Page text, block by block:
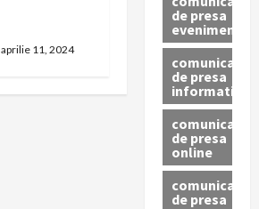
aprilie 11, 2024
de presa
eveniment
comunicat
de presa
informativ
comunicat
de presa
online
comunicate
de presa